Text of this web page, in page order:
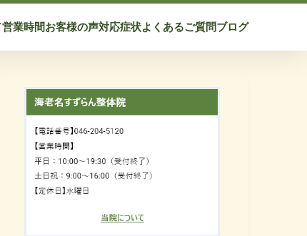
業時間お客様の声対応症状よくあるご質問ブログ